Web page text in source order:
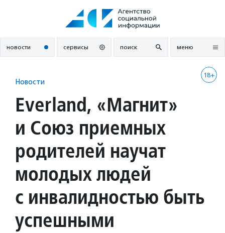
новости сервисы поиск меню
18+
Новости
Everland, «Магнит»
и Союз приемных
родителей научат
молодых людей
с инвалидностью быть
успешными